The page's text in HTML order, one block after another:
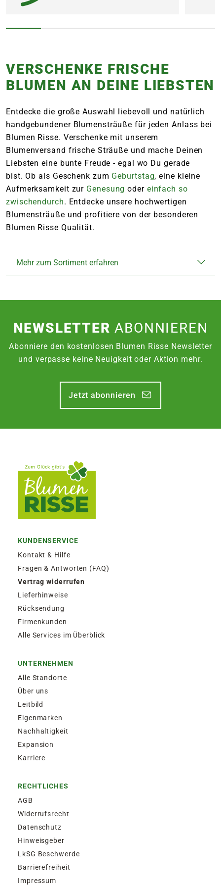
VERSCHENKE FRISCHE
BLUMEN AN DEINE LIEBSTEN
Entdecke die große Auswahl liebevoll und natürlich
handgebundener Blumensträuße für jeden Anlass bei
Blumen Risse. Verschenke mit unserem
Blumenversand frische Sträuße und mache Deinen
Liebsten eine bunte Freude - egal wo Du gerade
bist. Ob als Geschenk zum Geburtstag, eine kleine
Aufmerksamkeit zur Genesungoder einfach so
zwischendurch. Entdecke unsere hochwertigen
Blumensträuße und profitiere von der besonderen
Blumen Risse Qualität.
Mehr zum Sortiment erfahren
NEWSLETTERABONNIEREN
Abonniere den kostenlosen Blumen Risse Newsletter
und verpasse keine Neuigkeit oder Aktion mehr.
Jetzt abonnieren
KUNDENSERVICE
Kontakt & Hilfe
Fragen & Antworten (FAQ)
Vertrag widerrufen
Lieferhinweise
Rücksendung
Firmenkunden
Alle Services im Überblick
UNTERNEHMEN
Alle Standorte
Über uns
Leitbild
Eigenmarken
Nachhaltigkeit
Expansion
Karriere
RECHTLICHES
AGB
Widerrufsrecht
Datenschutz
Hinweisgeber
LkSG Beschwerde
Barrierefreiheit
Impressum